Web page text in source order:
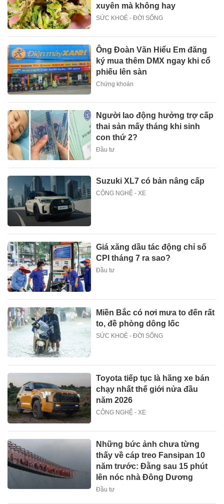
xuyên mà không hay
SỨC KHOẺ - ĐỜI SỐNG
Ông Đoàn Văn Hiểu Em đăng
ký mua thêm DMX ngay khi cổ
phiếu lên sàn
Chứng khoán
Người lao động hưởng trợ cấp
thai sản mấy tháng khi sinh
con thứ 2?
Đầu tư
Suzuki XL7 có bản nâng cấp
CÔNG NGHỆ - XE
Giá xăng dầu tác động chỉ số
CPI tháng 7 ra sao?
Đầu tư
Miền Bắc có nơi mưa to đến rất
to, đề phòng dông lốc
SỨC KHOẺ - ĐỜI SỐNG
Toyota tiếp tục là hãng xe bán
chạy nhất thế giới nửa đầu
năm 2026
CÔNG NGHỆ - XE
Những bức ảnh chưa từng
thấy về cáp treo Fansipan 10
năm trước: Đằng sau 15 phút
lên nóc nhà Đông Dương
Đầu tư